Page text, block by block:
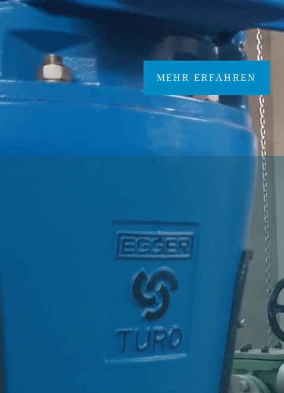
Erstellen von Pumpwerken fuer
Abwassertechnik
MEHR ERFAHREN